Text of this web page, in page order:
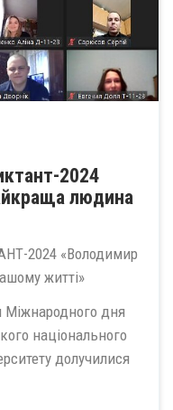
2024
людина
2024 «Володимир
житті»
Міжнародного дня
національного
долучилися